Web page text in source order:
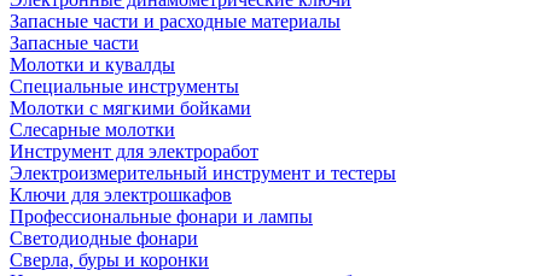
Запасные части и расходные материалы
Запасные части
Молотки и кувалды
Специальные инструменты
Молотки с мягкими бойками
Слесарные молотки
Инструмент для электроработ
Электроизмерительный инструмент и тестеры
Ключи для электрошкафов
Профессиональные фонари и лампы
Светодиодные фонари
Сверла, буры и коронки